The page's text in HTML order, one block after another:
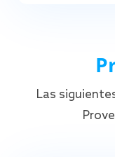
Las